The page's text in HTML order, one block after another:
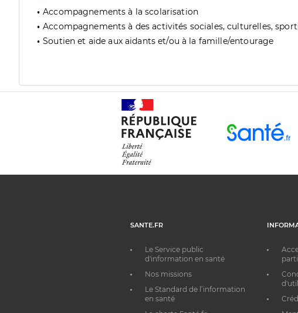
Accompagnements à la scolarisation
Accompagnements à des activités sociales, culturelles,
Soutien et aide aux aidants et/ou à la famille/entourage
SANTE.FR
Le Service public
d'information en santé
Nos missions
Le Standard de l’information
en santé